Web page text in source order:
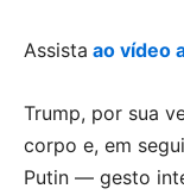
Assista ao vídeo
Trump, por sua
corpo e, em
Putin — gesto